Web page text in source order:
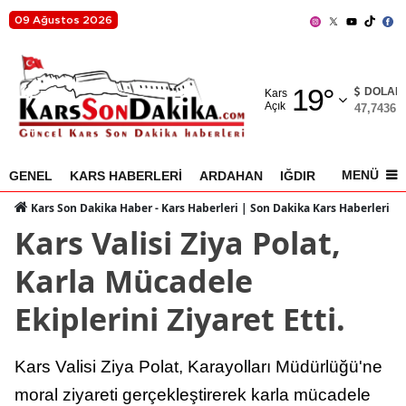
09 Ağustos 2026
Kars
Açık
19°
Adıyaman
Ağrı
Amasya
Ankara
Artvin
Balıkesir
DOLAR
47,7436
GENEL KARS HABERLERİ ARDAHAN IĞDIR AKYAKA
MENÜ
Kars Son Dakika Haber - Kars Haberleri | Son Dakika Kars Haberleri
Kars Valisi Ziya Polat,
Karla Mücadele
Ekiplerini Ziyaret Etti.
Kars Valisi Ziya Polat, Karayolları Müdürlüğü'ne
moral ziyareti gerçekleştirerek karla mücadele